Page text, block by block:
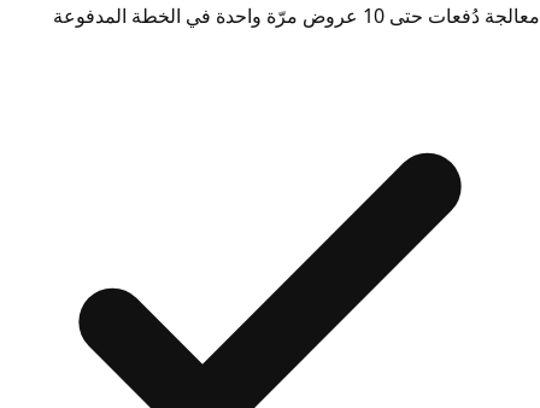
معالجة دُفعات حتى 10 عروض مرّة واحدة في الخطة المدفوعة